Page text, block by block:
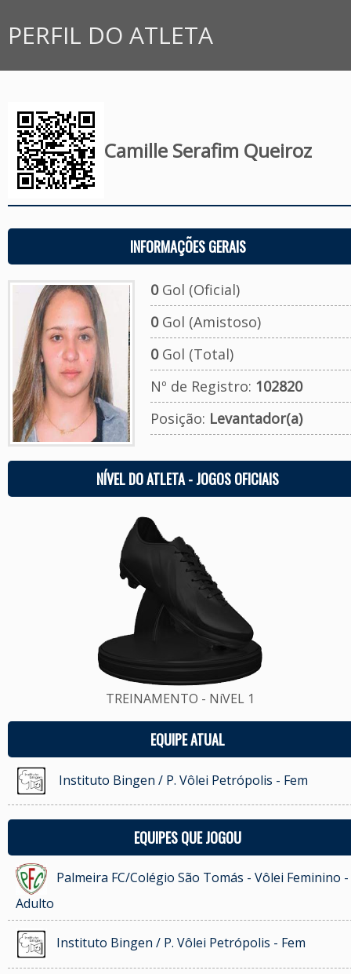
PERFIL DO ATLETA
Camille Serafim Queiroz
INFORMAÇÕES GERAIS
0Gol (Oficial)
0Gol (Amistoso)
0Gol (Total)
Nº de Registro: 102820
Posição: Levantador(a)
NÍVEL DO ATLETA - JOGOS OFICIAIS
TREINAMENTO - NíVEL 1
EQUIPE ATUAL
Instituto Bingen / P. Vôlei Petrópolis - Fem
EQUIPES QUE JOGOU
Palmeira FC/Colégio São Tomás - Vôlei Feminino -
Adulto
Instituto Bingen / P. Vôlei Petrópolis - Fem